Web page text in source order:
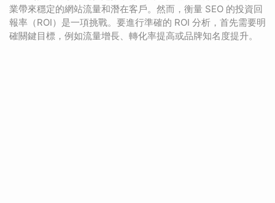
業帶來穩定的網站流量和潛在客戶。然而，衡量 SEO 的投資回
報率（ROI）是一項挑戰。要進行準確的 ROI 分析，首先需要明
確關鍵目標，例如流量增長、轉化率提高或品牌知名度提升。